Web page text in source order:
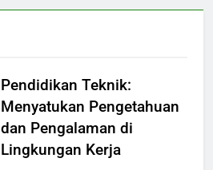
Pendidikan Teknik:
Menyatukan Pengetahuan
dan Pengalaman di
Lingkungan Kerja